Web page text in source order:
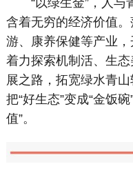
含着无穷的经济价值
游、康养保健等产业
着力探索机制活、生
展之路，拓宽绿水青
把“好生态”变成“金饭
值”。